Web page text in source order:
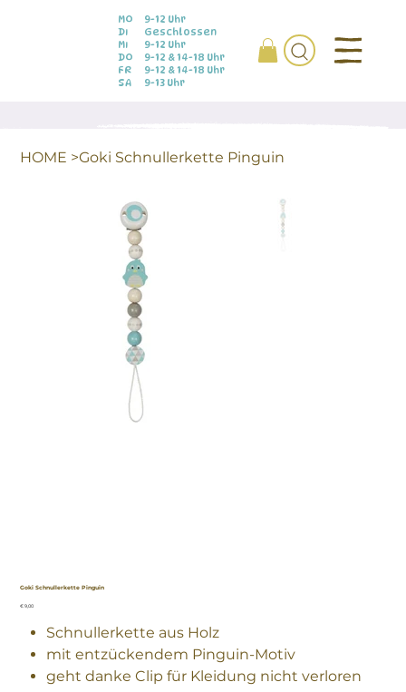
MO
DI
MI
DO
FR
SA
9-12 Uhr
Geschlossen
9-12 Uhr
9-12 & 14-18 Uhr
9-12 & 14-18 Uhr
9-13 Uhr
HOME >Goki Schnullerkette Pinguin
Goki Schnullerkette Pinguin
Preis
€ 9,00
Schnullerkette aus Holz
mit entzückendem Pinguin-Motiv
geht danke Clip für Kleidung nicht verloren